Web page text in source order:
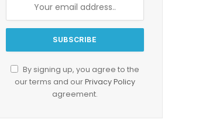
By signing up, you agree to the
our terms and ourPrivacy Policy
agreement.